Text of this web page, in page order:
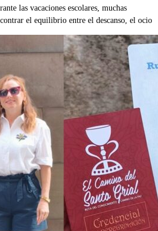
las vacaciones escolares, muchas
el equilibrio entre el descanso, el ocio